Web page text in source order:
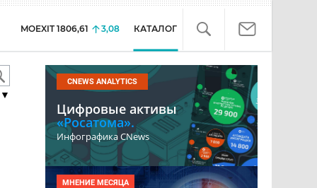
MOEXIT 1806,61 3,08 КАТАЛОГ
CNEWS ANALYTICS
Цифровые активы
«Росатома».
Инфографика CNews
МНЕНИЕ МЕСЯЦА